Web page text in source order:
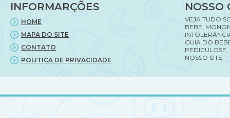
INFORMARÇÕES
HOME
MAPA DO SITE
CONTATO
POLITICA DE PRIVACIDADE
NOSSO
VEJA TUDO
BEBE,
GUIA DO
PEDICULOSE,
NOSSO SITE.